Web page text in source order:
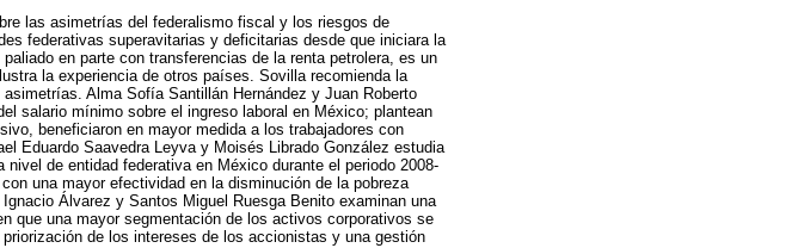
las asimetrías del federalismo fiscal y los riesgos de
federativas superavitarias y deficitarias desde que iniciara la
en parte con transferencias de la renta petrolera, es un
la experiencia de otros países. Sovilla recomienda la
Alma Sofía Santillán Hernández y Juan Roberto
salario mínimo sobre el ingreso laboral en México; plantean
beneficiaron en mayor medida a los trabajadores con
Eduardo Saavedra Leyva y Moisés Librado González estudia
de entidad federativa en México durante el periodo 2008-
una mayor efectividad en la disminución de la pobreza
Álvarez y Santos Miguel Ruesga Benito examinan una
que una mayor segmentación de los activos corporativos se
de los intereses de los accionistas y una gestión